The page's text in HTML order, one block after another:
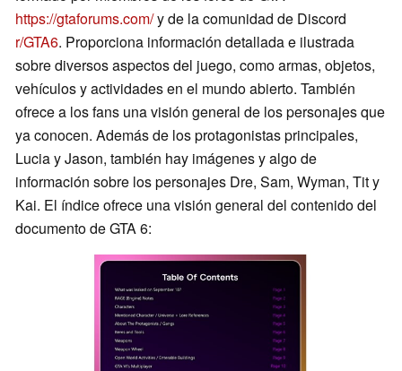
https://gtaforums.com/y de la comunidad de Discord
r/GTA6. Proporciona información detallada e ilustrada
sobre diversos aspectos del juego, como armas, objetos,
vehículos y actividades en el mundo abierto. También
ofrece a los fans una visión general de los personajes que
ya conocen. Además de los protagonistas principales,
Lucia y Jason, también hay imágenes y algo de
información sobre los personajes Dre, Sam, Wyman, Tit y
Kai. El índice ofrece una visión general del contenido del
documento de GTA 6: